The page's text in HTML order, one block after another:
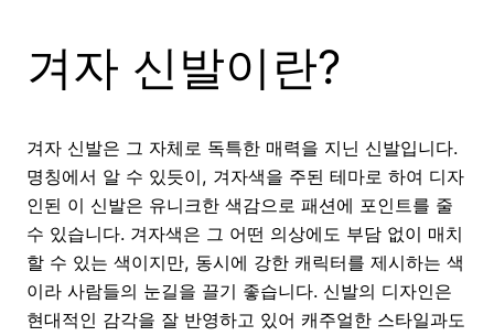
겨자 신발이란?
겨자 신발은 그 자체로 독특한 매력을 지닌 신발입니다.
명칭에서 알 수 있듯이, 겨자색을 주된 테마로 하여 디자
인된 이 신발은 유니크한 색감으로 패션에 포인트를 줄
수 있습니다. 겨자색은 그 어떤 의상에도 부담 없이 매치
할 수 있는 색이지만, 동시에 강한 캐릭터를 제시하는 색
이라 사람들의 눈길을 끌기 좋습니다. 신발의 디자인은
현대적인 감각을 잘 반영하고 있어 캐주얼한 스타일과도